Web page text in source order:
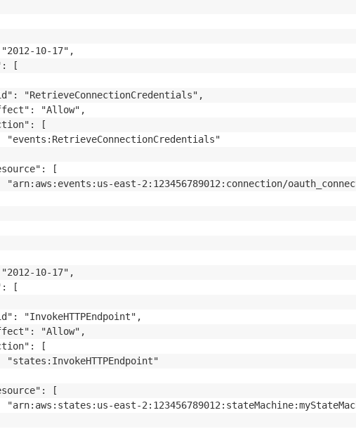
10-17",
[
"RetrieveConnectionCredentials",
"Allow",
[
"events:RetrieveConnectionCredentials"
[
"arn:aws:events:us-east-2:123456789012:connection/
10-17",
[
"InvokeHTTPEndpoint",
"Allow",
[
"states:InvokeHTTPEndpoint"
[
"arn:aws:states:us-east-